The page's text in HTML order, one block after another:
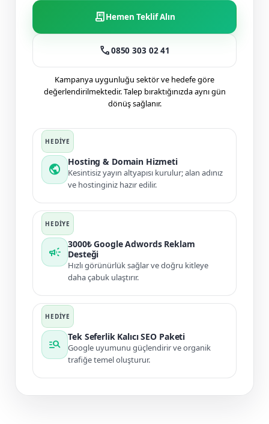
receipt_longHemen Teklif Alın
call0850 303 02 41
Kampanya uygunluğu sektör ve hedefe göre
değerlendirilmektedir. Talep bıraktığınızda aynı gün
dönüş sağlanır.
public
Hosting & Domain Hizmeti
Kesintisiz yayın altyapısı kurulur; alan adınız
ve hostinginiz hazır edilir.
campaign
3000₺ Google Adwords Reklam
Desteği
Hızlı görünürlük sağlar ve doğru kitleye
daha çabuk ulaştırır.
manage_search
Tek Seferlik Kalıcı SEO Paketi
Google uyumunu güçlendirir ve organik
trafiğe temel oluşturur.